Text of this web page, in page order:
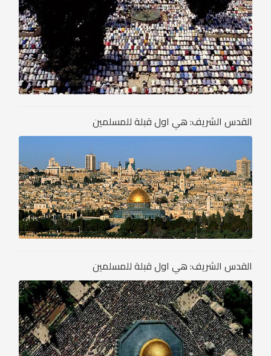
القدس الشريف: هي اول قبلة للمسلمين
القدس الشريف: هي اول قبلة للمسلمين